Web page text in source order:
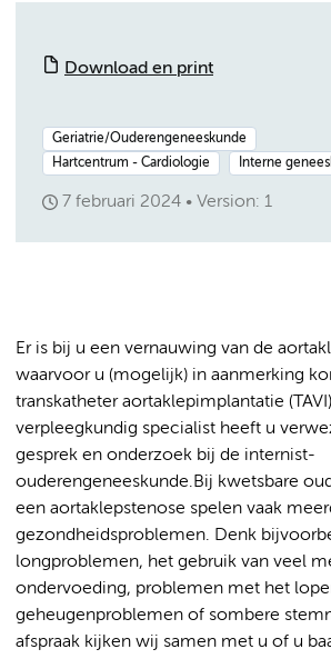
Download en print
Geriatrie/Ouderengeneeskunde
Hartcentrum - Cardiologie
Interne
7 februari 2024 Version: 1
Er is bij u een vernauwing van de
waarvoor u (mogelijk) in aanmerking
transkatheter aortaklepimplantatie
verpleegkundig specialist heeft u
gesprek en onderzoek bij de internist-
ouderengeneeskunde.Bij kwetsbare
een aortaklepstenose spelen vaak
gezondheidsproblemen. Denk
longproblemen, het gebruik van veel
ondervoeding, problemen met het
geheugenproblemen of sombere
afspraak kijken wij samen met u of u